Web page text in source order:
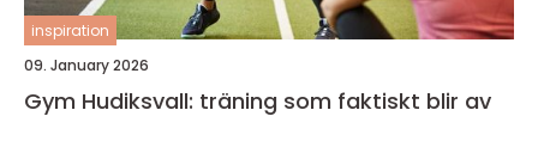
inspiration
09. January 2026
Gym Hudiksvall: träning som faktiskt blir av